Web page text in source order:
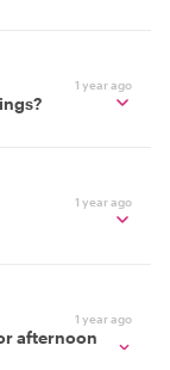
1 year ago
1 year ago
1 year ago
afternoon